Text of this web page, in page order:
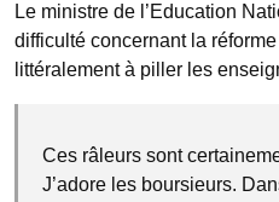
Le ministre de l’Education
difficulté concernant la
littéralement à piller les
Ces râleurs sont
J’adore les boursieurs.